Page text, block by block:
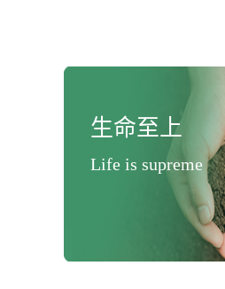
生命至上
Life is supreme